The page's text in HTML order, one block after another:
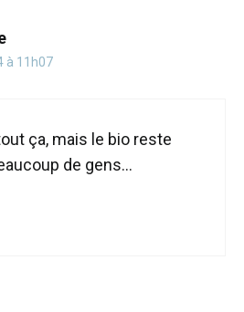
à 11h07
ça, mais le bio reste
de gens…